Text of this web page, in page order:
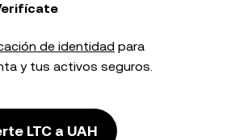
de identidad para
y tus activos seguros.
LTC a UAH